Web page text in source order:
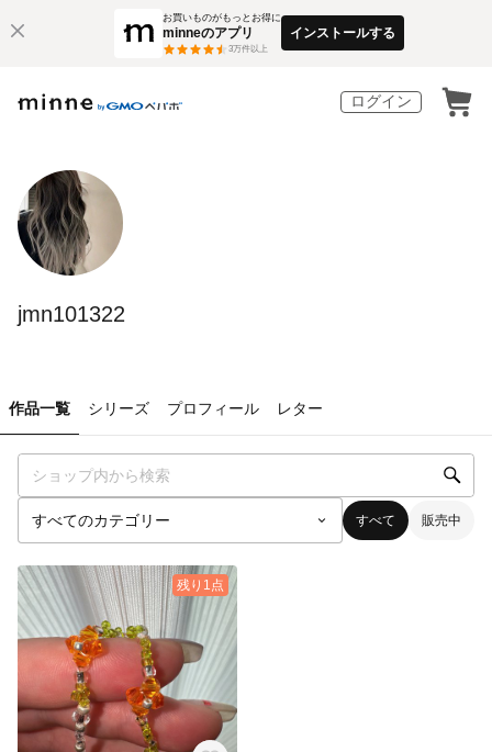
お買いものがもっとお得に
minneのアプリ
3万件以上
インストールする
ログイン
jmn101322
作品一覧 シリーズ プロフィール レター
すべて 販売中
残り1点